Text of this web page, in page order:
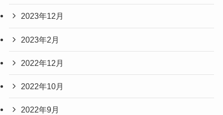
2023年12月
2023年2月
2022年12月
2022年10月
2022年9月